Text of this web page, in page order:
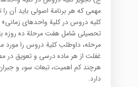
مهمی که هر برنامة اصولی باید آن را
کلیه دروس در کلیة واحدهای زمانی»
تحصیلی شامل هفت مرحلة ده روزه
مرحله، داوطلب کلیة دروس را مورد
غفلت از هر ماده درسی و تعویق در
هرچند کم اهمیت، تبعات سوء و جبران
دارد.